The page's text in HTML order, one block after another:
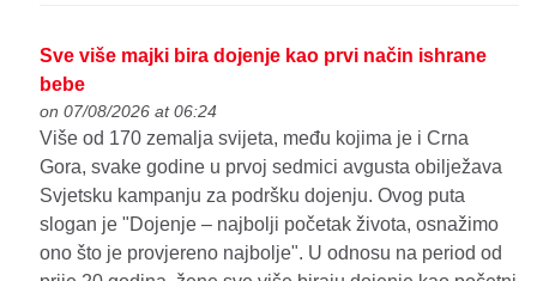
Sve više majki bira dojenje kao prvi način ishrane
bebe
on 07/08/2026 at 06:24
Više od 170 zemalja svijeta, među kojima je i Crna
Gora, svake godine u prvoj sedmici avgusta obilježava
Svjetsku kampanju za podršku dojenju. Ovog puta
slogan je "Dojenje – najbolji početak života, osnažimo
ono što je provjereno najbolje". U odnosu na period od